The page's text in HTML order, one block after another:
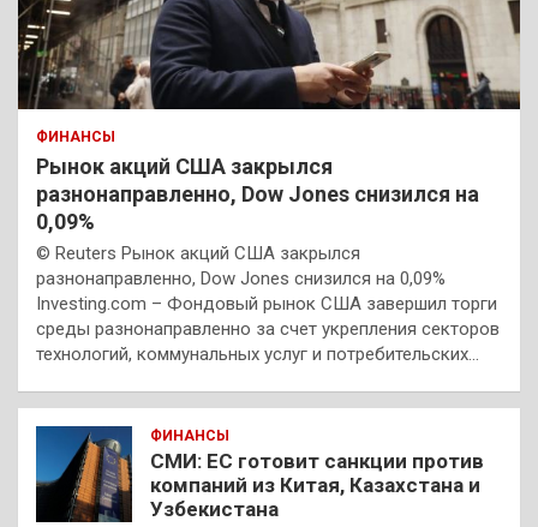
ФИНАНСЫ
Рынок акций США закрылся
разнонаправленно, Dow Jones снизился на
0,09%
© Reuters Рынок акций США закрылся
разнонаправленно, Dow Jones снизился на 0,09%
Investing.com – Фондовый рынок США завершил торги
среды разнонаправленно за счет укрепления секторов
технологий, коммунальных услуг и потребительских…
ФИНАНСЫ
СМИ: ЕС готовит санкции против
компаний из Китая, Казахстана и
Узбекистана